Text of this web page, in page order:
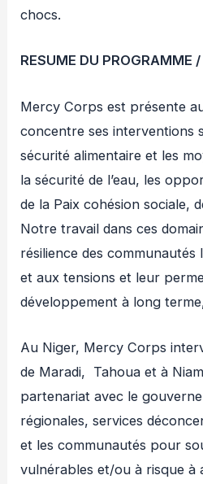
chocs.
RESUME DU PROGRAMME
Mercy Corps est présente
concentre ses interventions
sécurité alimentaire et les
la sécurité de l’eau, les
de la Paix cohésion sociale,
Notre travail dans ces
résilience des
et aux tensions et leur
développement à long
Au Niger, Mercy Corps
de Maradi, Tahoua et à
partenariat avec le
régionales, services
et les communautés pour
vulnérables et/ou à risque à